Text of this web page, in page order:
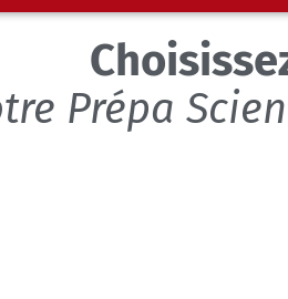
Prépa